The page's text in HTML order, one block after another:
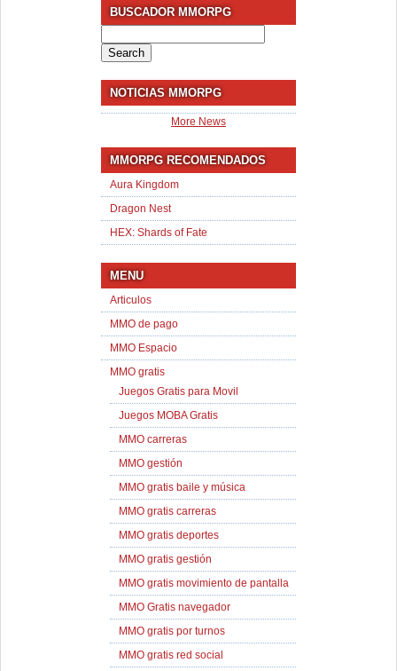
BUSCADOR MMORPG
for:
NOTICIAS MMORPG
More News
MMORPG RECOMENDADOS
Aura Kingdom
Dragon Nest
HEX: Shards of Fate
MENU
Articulos
MMO de pago
MMO Espacio
MMO gratis
Juegos Gratis para Movil
Juegos MOBA Gratis
MMO carreras
MMO gestión
MMO gratis baile y música
MMO gratis carreras
MMO gratis deportes
MMO gratis gestión
MMO gratis movimiento de pantalla
MMO Gratis navegador
MMO gratis por turnos
MMO gratis red social